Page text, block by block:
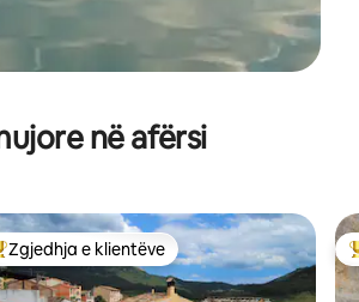
në afërsi
të mirat e zgjedhjeve të klientëve
Zgjedhja e klientëve